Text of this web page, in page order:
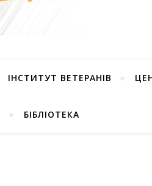
ІНСТИТУТ ВЕТЕРАНІВ
БІБЛІОТЕКА